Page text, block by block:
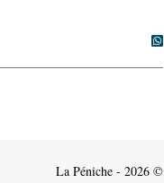
La Péniche - 2026 ©